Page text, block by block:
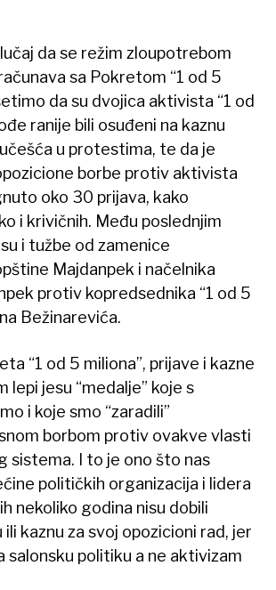
da se režim zloupotrebom
sa Pokretom “1 od 5
da su dvojica aktivista “1 od
ranije bili osuđeni na kaznu
u protestima, te da je
borbe protiv aktivista
oko 30 prijava, kako
i krivičnih. Među poslednjim
i tužbe od zamenice
Majdanpek i načelnika
protiv kopredsednika “1 od 5
Bežinarevića.
“1 od 5 miliona”, prijave i kazne
lepi jesu “medalje” koje s
i koje smo “zaradili”
borbom protiv ovakve vlasti
sistema. I to je ono što nas
političkih organizacija i lidera
nekoliko godina nisu dobili
ili kaznu za svoj opozicioni rad, jer
salonsku politiku a ne aktivizam